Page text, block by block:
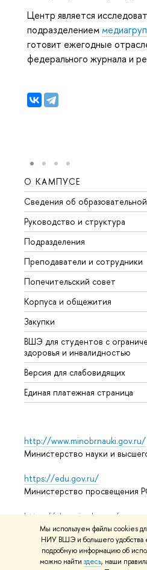
Мы используем файлы cookies
НИУ ВШЭ и большего удобства
подробную информацию об
можно найти здесь, наши
Центр является
подразделением
готовит ежегодные
федерального журнала и
О КАМПУСЕ
Сведения об
Руководство и структура
Подразделения
Преподаватели и сотрудники
Попечительский совет
Корпуса и общежития
Закупки
ВШЭ для студентов с
здоровья и инвалидностью
Версия для слабовидящих
Единая платежная страница
http://www.minobrnauki.gov.ru/
Министерство науки и
https://edu.gov.ru/
Министерство просвещения
https://elearning.hse.ru/mooc
Массовые открытые онлайн-